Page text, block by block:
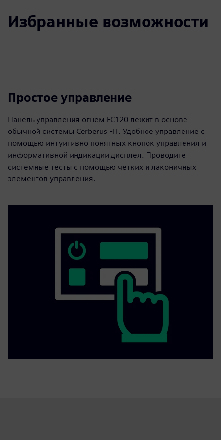
Избранные возможности
Простое управление
Панель управления огнем FC120 лежит в основе
обычной системы Cerberus FIT. Удобное управление с
помощью интуитивно понятных кнопок управления и
информативной индикации дисплея. Проводите
системные тесты с помощью четких и лаконичных
элементов управления.